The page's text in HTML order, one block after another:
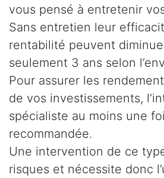
vous pensé à entretenir
Sans entretien leur
rentabilité peuvent
seulement 3 ans selon
Pour assurer les
de vos investissements,
spécialiste au moins une
recommandée.
Une intervention de ce
risques et nécessite donc